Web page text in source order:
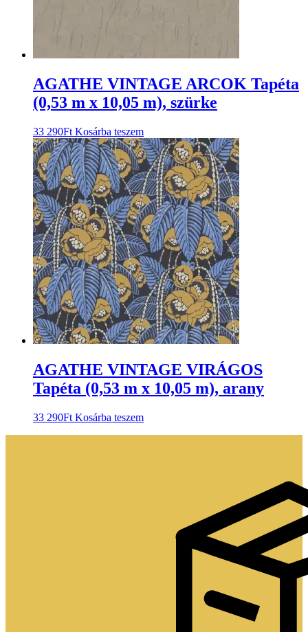
AGATHE VINTAGE ARCOK Tapéta
(0,53 m x 10,05 m), szürke
33 290Ft Kosárba teszem
AGATHE VINTAGE VIRÁGOS
Tapéta (0,53 m x 10,05 m), arany
33 290Ft Kosárba teszem